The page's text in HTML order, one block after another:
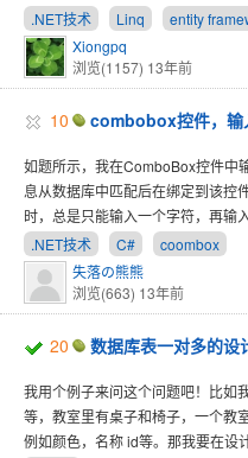
.NET技术
Linq
entity
Xiongpq
浏览(1157) 13年前
10 combobox控件，输
如题所示，我在ComboBox控件中
息从数据库中匹配后在绑定到该控
时，总是只能输入一个字符，再输
.NET技术
C#
coombox
失落の熊熊
浏览(663) 13年前
20 数据库表一对多的设
我用个例子来问这个问题吧！比如
等，教室里有桌子和椅子，一个教
例如颜色，名称 id等。那我要在设